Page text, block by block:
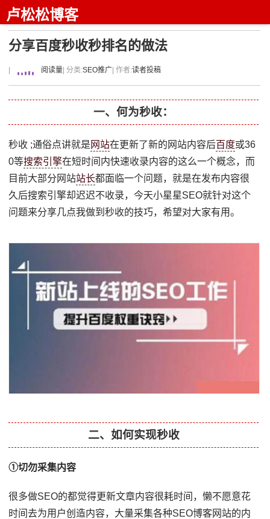
卢松松博客
分享百度秒收秒排名的做法
阅读量 | 分类:SEO推广 | 作者:读者投稿
一、何为秒收：
秒收 ;通俗点讲就是 网站在更新了新的网站内容后百度或36
0等搜索引擎在短时间内快速收录内容的这么一个概念，而
目前大部分网站站长都面临一个问题，就是在发布内容很
久后搜索引擎却迟迟不收录，今天小星星SEO就针对这个
问题来分享几点我做到秒收的技巧，希望对大家有用。
二、如何实现秒收
①切勿采集内容
很多做SEO的都觉得更新文章内容很耗时间，懒不愿意花
时间去为用户创造内容，大量采集各种SEO博客网站的内